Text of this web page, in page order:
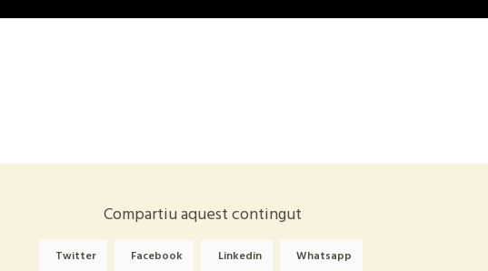
Compartiu aquest contingut
Twitter Facebook Linkedin Whatsapp